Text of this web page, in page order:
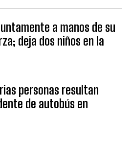
a manos de su
deja dos niños en la
personas resultan
de autobús en